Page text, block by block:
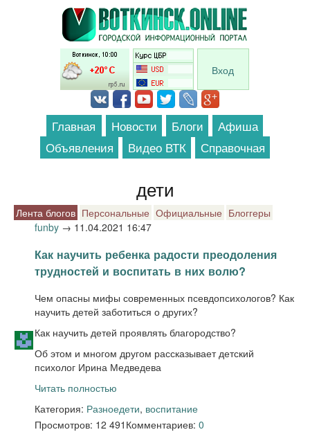
Перейти к основному содержанию
Вход
Главная Новости Блоги
Афиша
Объявления
Видео ВТК Справочная
дети
Лента блогов Персональные Официальные Блоггеры
funby → 11.04.2021 16:47
Как научить ребенка радости преодоления
трудностей и воспитать в них волю?
Чем опасны мифы современных псевдопсихологов? Как
научить детей заботиться о других?
Как научить детей проявлять благородство?
Об этом и многом другом рассказывает детский
психолог Ирина Медведева
Читать полностью
Категория: Разноедети, воспитание
Просмотров: 12 491 Комментариев: 0